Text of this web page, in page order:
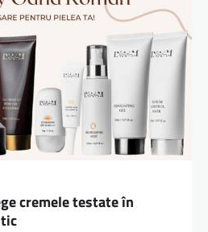
cremele testate în